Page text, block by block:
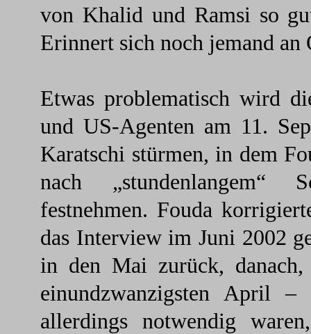
von Khalid und Ramsi so
Erinnert sich noch jemand
Etwas problematisch wird
und US-Agenten am 11.
Karatschi stürmen, in dem
nach „stundenlangem“
festnehmen. Fouda
das Interview im Juni 2002
in den Mai zurück,
einundzwanzigsten April –
allerdings notwendig